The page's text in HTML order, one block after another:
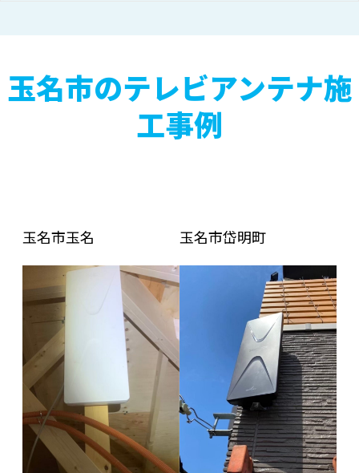
玉名市のテレビアンテナ施
工事例
玉名市玉名 玉名市岱明町